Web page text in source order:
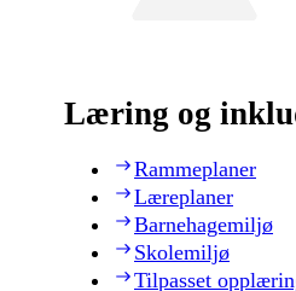
Læring og
Rammeplaner
Læreplaner
Barnehagemiljø
Skolemiljø
Tilpasset